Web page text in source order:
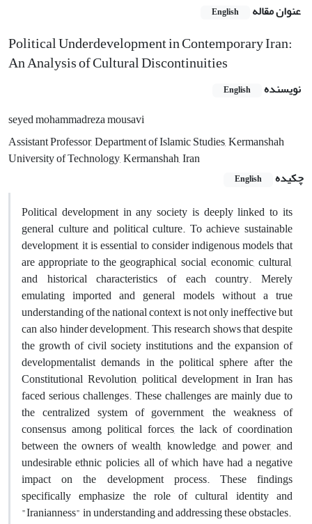
عنوان مقاله English
Political Underdevelopment in Contemporary Iran:
An Analysis of Cultural Discontinuities
نویسنده English
seyed mohammadreza mousavi
Assistant Professor, Department of Islamic Studies, Kermanshah
University of Technology, Kermanshah, Iran
چکیده
English
Political development in any society is deeply linked to its
general culture and political culture. To achieve sustainable
development, it is essential to consider indigenous models that
are appropriate to the geographical, social, economic, cultural,
and historical characteristics of each country. Merely
emulating imported and general models without a true
understanding of the national context is not only ineffective but
can also hinder development. This research shows that despite
the growth of civil society institutions and the expansion of
developmentalist demands in the political sphere after the
Constitutional Revolution, political development in Iran has
faced serious challenges. These challenges are mainly due to
the centralized system of government, the weakness of
consensus among political forces, the lack of coordination
between the owners of wealth, knowledge, and power, and
undesirable ethnic policies, all of which have had a negative
impact on the development process. These findings
specifically emphasize the role of cultural identity and
"Iranianness" in understanding and addressing these obstacles.